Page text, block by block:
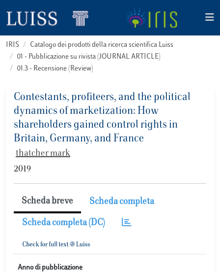
IRIS
Catalogo dei prodotti della ricerca scientifica Luiss
01 - Pubblicazione su rivista (JOURNAL ARTICLE)
01.3 - Recensione (Review)
Contestants, profiteers, and the political
dynamics of marketization: How
shareholders gained control rights in
Britain, Germany, and France
thatcher mark
2019
Scheda breve Scheda completa
Scheda completa (DC)
Anno di pubblicazione